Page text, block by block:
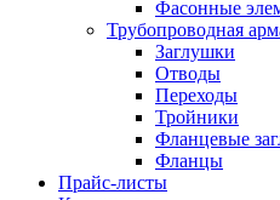
Фасонные
Трубопроводная
Заглушки
Отводы
Переходы
Тройники
Фланцевые
Фланцы
Прайс-листы